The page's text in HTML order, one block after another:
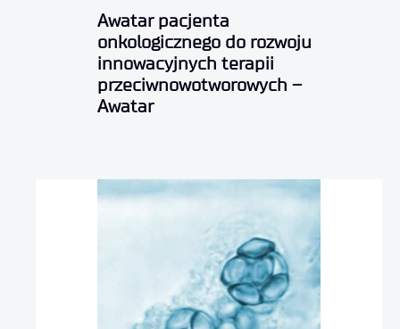
Awatar pacjenta
onkologicznego do rozwoju
innowacyjnych terapii
przeciwnowotworowych –
Awatar